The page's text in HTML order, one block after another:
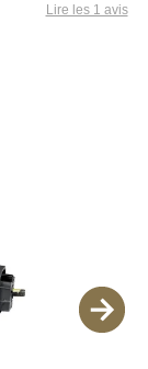
Lire les 1 avis